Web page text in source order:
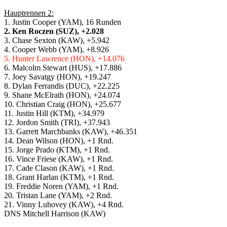
Hauptrennen 2:
1. Justin Cooper (YAM), 16 Runden
2. Ken Roczen (SUZ), +2.028
3. Chase Sexton (KAW), +5.942
4. Cooper Webb (YAM), +8.926
5. Hunter Lawrence (HON), +14.076
6. Malcolm Stewart (HUS), +17.886
7. Joey Savatgy (HON), +19.247
8. Dylan Ferrandis (DUC), +22.225
9. Shane McElrath (HON), +24.074
10. Christian Craig (HON), +25.677
11. Justin Hill (KTM), +34.979
12. Jordon Smith (TRI), +37.943
13. Garrett Marchbanks (KAW), +46.351
14. Dean Wilson (HON), +1 Rnd.
15. Jorge Prado (KTM), +1 Rnd.
16. Vince Friese (KAW), +1 Rnd.
17. Cade Clason (KAW), +1 Rnd.
18. Grant Harlan (KTM), +1 Rnd.
19. Freddie Noren (YAM), +1 Rnd.
20. Tristan Lane (YAM), +2 Rnd.
21. Vinny Luhovey (KAW), +4 Rnd.
DNS Mitchell Harrison (KAW)